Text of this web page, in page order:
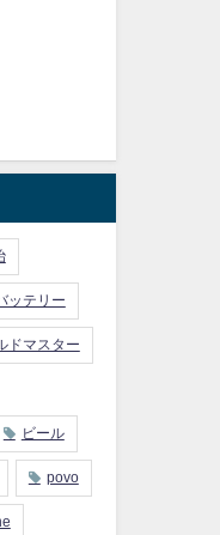
ッテリー
ドマスター
ビール
povo